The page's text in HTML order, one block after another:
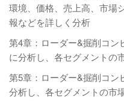
環境、価格、売上高、市場
報などを詳しく分析
第4章：ローダー&掘削コン
に分析し、各セグメントの
第5章：ローダー&掘削コン
分析し、各セグメントの市